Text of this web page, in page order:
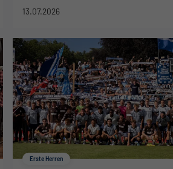
13.07.2026
Erste Herren